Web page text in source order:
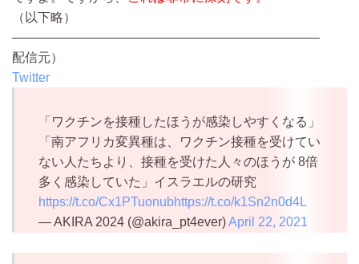
（以下略）
————————————————————————
配信元）
Twitter
「ワクチンを接種したほうが感染しやすくなる」
「南アフリカ変異種は、ワクチン接種を受けてい
ない人たちより、接種を受けた人々のほうが 8倍
多く感染していた」イスラエルの研究
https://t.co/Cx1PTuonubhttps://t.co/k1Sn2n0d4L
— AKIRA 2024 (@akira_pt4ever)April 22, 2021